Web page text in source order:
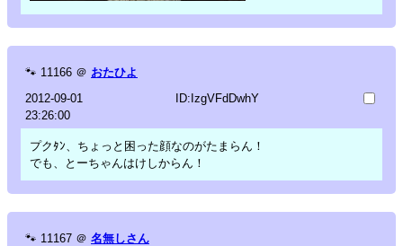
🐾 11166 ＠ おたひよ
2012-09-01
23:26:00
ID:IzgVFdDwhY
プクﾀﾝ、ちょっと困った顔なのがたまらん！
でも、とーちゃんはけしからん！
🐾 11167 ＠ 名無しさん